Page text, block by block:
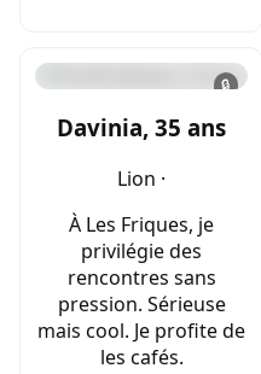
🔒
Davinia, 35 ans
Lion ·
À Les Friques, je
privilégie des
rencontres sans
pression. Sérieuse
mais cool. Je profite de
les cafés.